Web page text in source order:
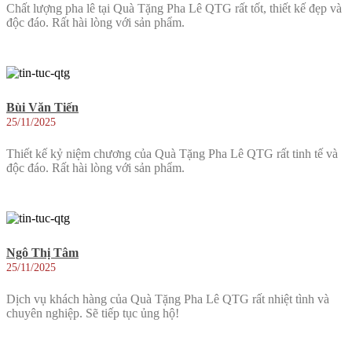
Chất lượng pha lê tại Quà Tặng Pha Lê QTG rất tốt, thiết kế đẹp và
độc đáo. Rất hài lòng với sản phẩm.
Bùi Văn Tiến
25/11/2025
Thiết kế kỷ niệm chương của Quà Tặng Pha Lê QTG rất tinh tế và
độc đáo. Rất hài lòng với sản phẩm.
Ngô Thị Tâm
25/11/2025
Dịch vụ khách hàng của Quà Tặng Pha Lê QTG rất nhiệt tình và
chuyên nghiệp. Sẽ tiếp tục ủng hộ!